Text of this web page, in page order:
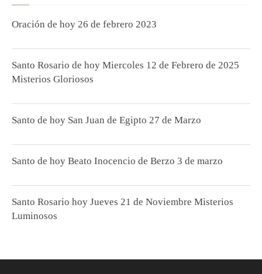
Oración de hoy 26 de febrero 2023
Santo Rosario de hoy Miercoles 12 de Febrero de 2025
Misterios Gloriosos
Santo de hoy San Juan de Egipto 27 de Marzo
Santo de hoy Beato Inocencio de Berzo 3 de marzo
Santo Rosario hoy Jueves 21 de Noviembre Misterios
Luminosos